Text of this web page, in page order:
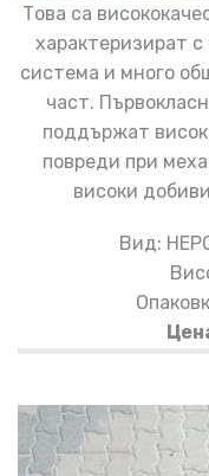
Това са
характеризират
система и много
част.
поддържат
повреди при
високи
Вид: